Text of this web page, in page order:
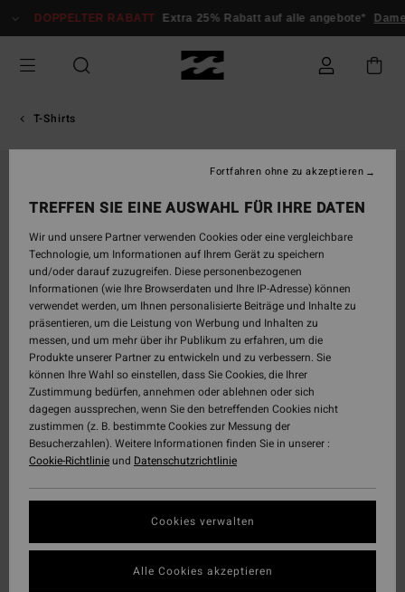
zur
springen
DOPPELTER RABATT Extra 25% Rabatt auf alle angebote*
T-Shirts
TREFFEN SIE EINE AUSWAHL FÜR IHRE DATEN
Wir und unsere Partner verwenden Cookies oder eine vergleichbare
Technologie, um Informationen auf Ihrem Gerät zu speichern
und/oder darauf zuzugreifen. Diese personenbezogenen
Informationen (wie Ihre Browserdaten und Ihre IP-Adresse) können
verwendet werden, um Ihnen personalisierte Beiträge und Inhalte zu
präsentieren, um die Leistung von Werbung und Inhalten zu
messen, und um mehr über ihr Publikum zu erfahren, um die
Produkte unserer Partner zu entwickeln und zu verbessern. Sie
können Ihre Wahl so einstellen, dass Sie Cookies, die Ihrer
Zustimmung bedürfen, annehmen oder ablehnen oder sich
dagegen aussprechen, wenn Sie den betreffenden Cookies nicht
zustimmen (z. B. bestimmte Cookies zur Messung der
Besucherzahlen). Weitere Informationen finden Sie in unserer :
Cookie-Richtlinieund Datenschutzrichtlinie
Cookies verwalten
Fortfahren ohne zu akzeptieren
Alle Cookies akzeptieren